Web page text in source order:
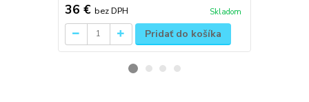
36 € bez DPH Skladom
Pridať do košíka